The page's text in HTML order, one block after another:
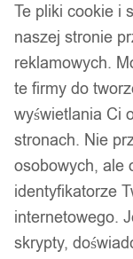
Te pliki cookie i
naszej stronie
reklamowych.
te firmy do
wyświetlania Ci
stronach. Nie
osobowych, ale
identyfikatorze
internetowego.
skrypty,